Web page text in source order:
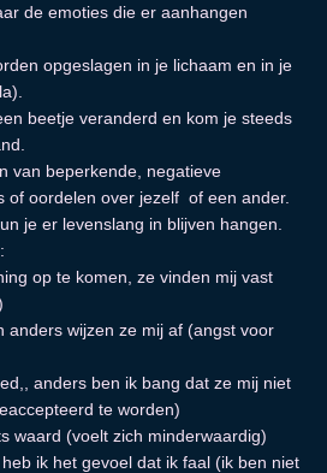
de emoties die er aanhangen
opgeslagen in je lichaam en in je
beetje veranderd en kom je steeds
van beperkende, negatieve
of oordelen over jezelf of een ander.
je er levenslang in blijven hangen.
op te komen, ze vinden mij vast
anders wijzen ze mij af (angst voor
anders ben ik bang dat ze mij niet
te worden)
waard (voelt zich minderwaardig)
ik het gevoel dat ik faal (ik ben niet